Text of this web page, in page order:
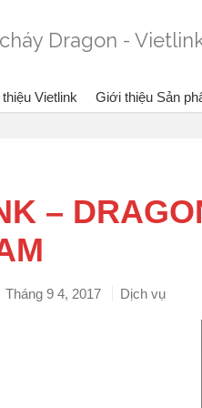
Vietlink Giới thiệu Sản
–
Tháng 9 4, 2017 Dịch vụ